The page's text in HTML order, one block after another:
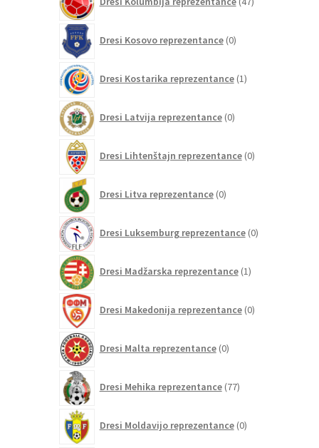
izdelkov
Dresi Kosovo reprezentance 0izdelkov
Dresi Kostarika reprezentance 1izdelek
Dresi Latvija reprezentance 0izdelkov
Dresi Lihtenštajn reprezentance 0izdelkov
Dresi Litva reprezentance 0izdelkov
Dresi Luksemburg reprezentance 0izdelkov
Dresi Madžarska reprezentance 1izdelek
Dresi Makedonija reprezentance 0izdelkov
Dresi Malta reprezentance 0izdelkov
Dresi Mehika reprezentance 77izdelkov
Dresi Moldavijo reprezentance 0izdelkov